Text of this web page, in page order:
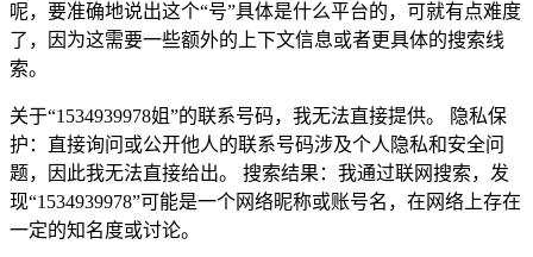
呢，要准确地说出这个“号”具体是什么平台的，可就有点难度
了，因为这需要一些额外的上下文信息或者更具体的搜索线
索。
关于“1534939978姐”的联系号码，我无法直接提供。 隐私保
护：直接询问或公开他人的联系号码涉及个人隐私和安全问
题，因此我无法直接给出。 搜索结果：我通过联网搜索，发
现“1534939978”可能是一个网络昵称或账号名，在网络上存在
一定的知名度或讨论。